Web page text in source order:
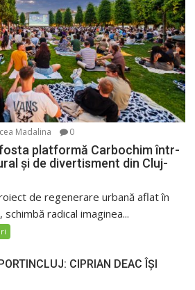
Madalina 0
platformă Carbochim într-
și de divertisment din Cluj-
de regenerare urbană aflat în
radical imaginea...
CIPRIAN DEAC ÎȘI